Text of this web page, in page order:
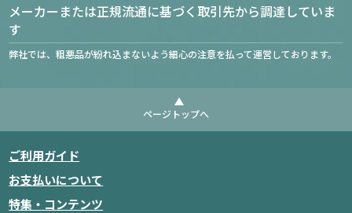
メーカーまたは正規流通に基づく取引先から調達していま
す
弊社では、粗悪品が紛れ込まないよう細心の注意を払って運営しております。
ページトップへ
ご利用ガイド
お支払いについて
特集・コンテンツ